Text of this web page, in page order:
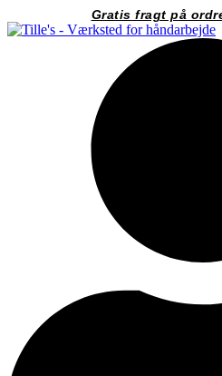
til
Gratis fragt på